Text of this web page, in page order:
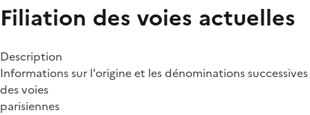
Filiation des voies actuelles
Description
Informations sur l'origine et les dénominations successives
des voies
parisiennes